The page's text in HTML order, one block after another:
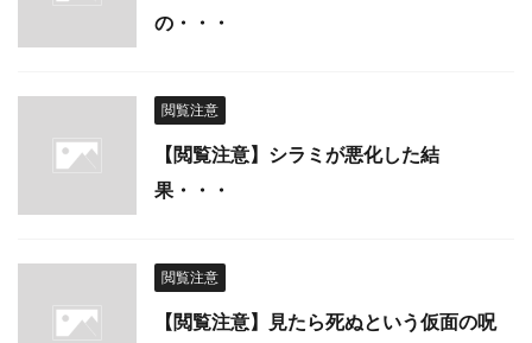
の・・・
閲覧注意
【閲覧注意】シラミが悪化した結
果・・・
閲覧注意
【閲覧注意】見たら死ぬという仮面の呪